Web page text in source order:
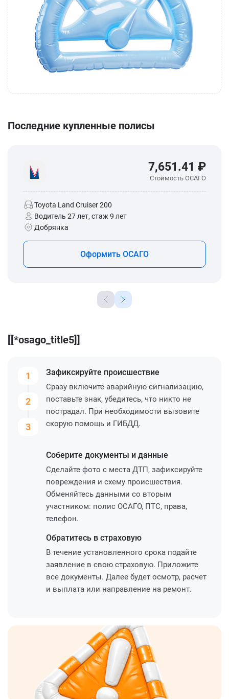
Последние купленные полисы
7,651.41 ₽
Стоимость ОСАГО
Toyota Land Cruiser 200
Водитель 27 лет, стаж 9 лет
Добрянка
Оформить ОСАГО
[[*osago_title5]]
1
2
3
Зафиксируйте происшествие
Сразу включите аварийную сигнализацию,
поставьте знак, убедитесь, что никто не
пострадал. При необходимости вызовите
скорую помощь и ГИБДД.
Соберите документы и данные
Сделайте фото с места ДТП, зафиксируйте
повреждения и схему происшествия.
Обменяйтесь данными со вторым
участником: полис ОСАГО, ПТС, права,
телефон.
Обратитесь в страховую
В течение установленного срока подайте
заявление в свою страховую. Приложите
все документы. Далее будет осмотр, расчет
и выплата или направление на ремонт.